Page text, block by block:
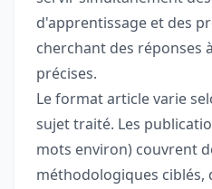
d'apprentissage et des
cherchant des réponses
précises.
Le format article varie
sujet traité. Les
mots environ) couvrent
méthodologiques ciblés,